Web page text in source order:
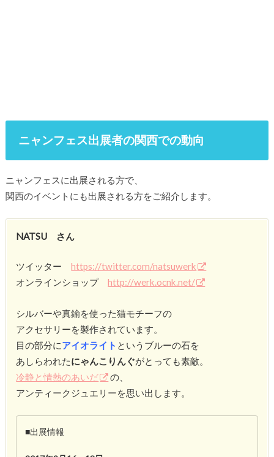
ニャンフェス出展者の関西での動向
ニャンフェスに出展される方で、
関西のイベントにも出展される方をご紹介します。
NATSU さん
ツイッターhttps://twitter.com/natsuwerk
オンラインショップhttp://werk.ocnk.net/
シルバーや真鍮を使った猫モチーフの
アクセサリーを製作されています。
目の部分にアイオライト というブルーの石を
あしらわれたにゃんこりんぐがとっても素敵。
冷静と情熱のあいだ
の、
アンティークジュエリーを思い出します。
■出展情報